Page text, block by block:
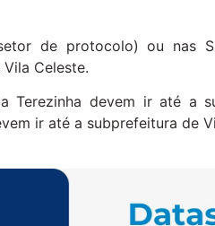
de protocolo) ou nas
Celeste.
Terezinha devem ir até a
ir até a subprefeitura de